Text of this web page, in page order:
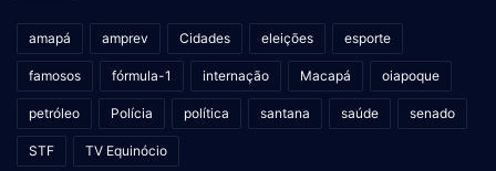
amapá amprev Cidades eleições esporte
famosos fórmula-1 internação Macapá oiapoque
petróleo Polícia política santana saúde senado
STF TV Equinócio